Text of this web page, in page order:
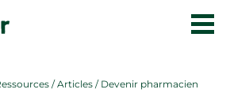
/Articles / Devenir pharmacien